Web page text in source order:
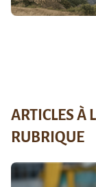
ARTICLES À
RUBRIQUE